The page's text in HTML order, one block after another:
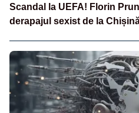
Scandal la UEFA! Florin
derapajul sexist de la